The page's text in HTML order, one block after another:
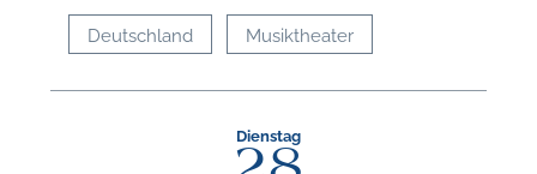
Deutschland Musiktheater
Dienstag